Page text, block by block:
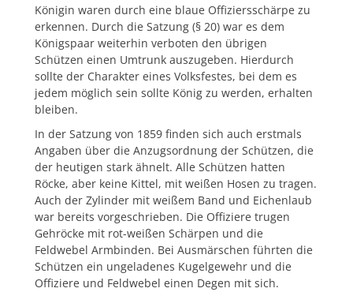
Königin waren durch eine blaue Offiziersschärpe zu
erkennen. Durch die Satzung (§ 20) war es dem
Königspaar weiterhin verboten den übrigen
Schützen einen Umtrunk auszugeben. Hierdurch
sollte der Charakter eines Volksfestes, bei dem es
jedem möglich sein sollte König zu werden, erhalten
bleiben.
In der Satzung von 1859 finden sich auch erstmals
Angaben über die Anzugsordnung der Schützen, die
der heutigen stark ähnelt. Alle Schützen hatten
Röcke, aber keine Kittel, mit weißen Hosen zu tragen.
Auch der Zylinder mit weißem Band und Eichenlaub
war bereits vorgeschrieben. Die Offiziere trugen
Gehröcke mit rot-weißen Schärpen und die
Feldwebel Armbinden. Bei Ausmärschen führten die
Schützen ein ungeladenes Kugelgewehr und die
Offiziere und Feldwebel einen Degen mit sich.